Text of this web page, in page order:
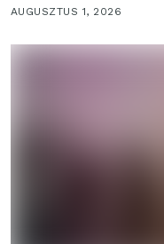
AUGUSZTUS 1, 2026